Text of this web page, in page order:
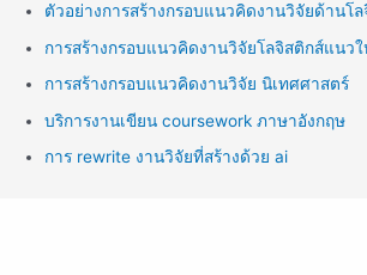
ตัวอย่างการสร้างกรอบแนวคิดงานวิจัยด้านโ
การสร้างกรอบแนวคิดงานวิจัยโลจิสติกส์แนว
การสร้างกรอบแนวคิดงานวิจัย นิเทศศาสตร์
บริการงานเขียน coursework ภาษาอังกฤษ
การ rewrite งานวิจัยที่สร้างด้วย ai